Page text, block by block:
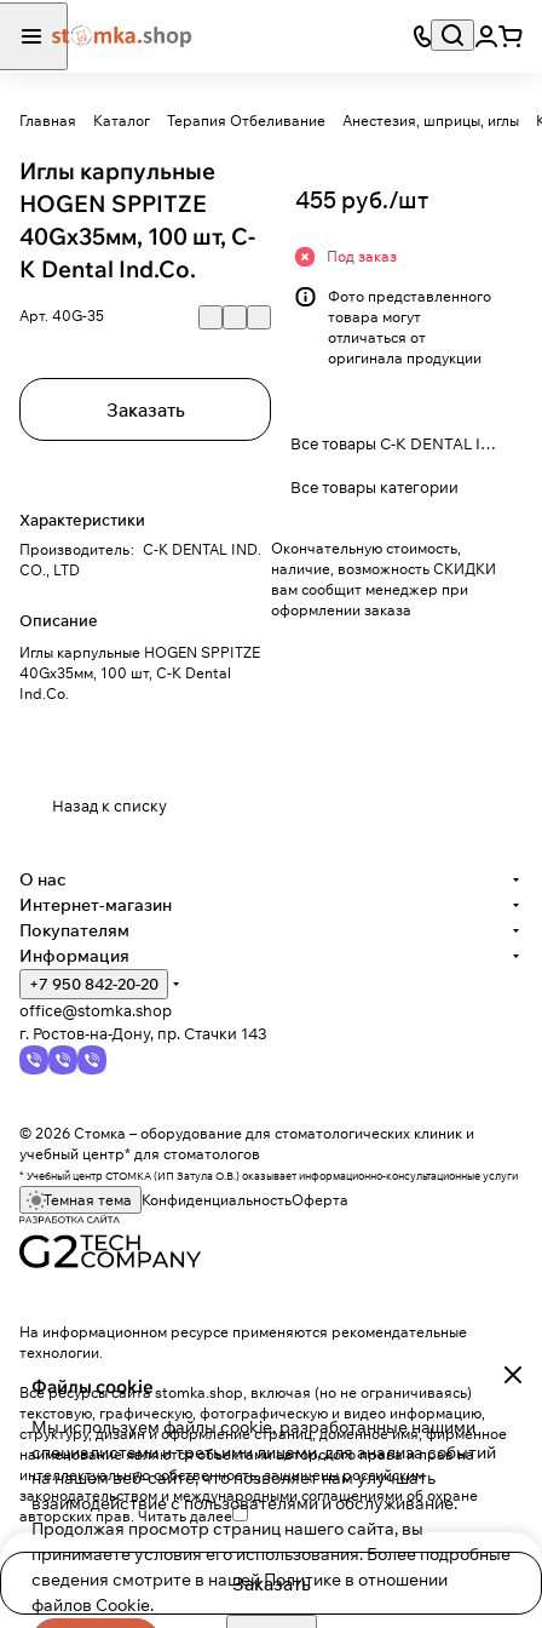
Главная Каталог Терапия Отбеливание Анестезия, шприцы, иглы
Иглы карпульные
HOGEN SPPITZE
40Gх35мм, 100 шт, C-
K Dental Ind.Co.
Арт. 40G-35
Заказать
Характеристики
Производитель: C-K DENTAL IND.
CO., LTD
Описание
Иглы карпульные HOGEN SPPITZE
40Gх35мм, 100 шт, C-K Dental
Ind.Co.
455 руб./шт
Под заказ
Фото представленного
товара могут
отличаться от
оригинала продукции
Все товары C-K DENTAL IND. CO., LTD
Все товары категории
Окончательную стоимость,
наличие, возможность СКИДКИ
вам сообщит менеджер при
оформлении заказа
Назад к списку
Заказать
Файлы cookie
Мы используем файлы cookie, разработанные нашими
специалистами и третьими лицами, для анализа событий
на нашем веб-сайте, что позволяет нам улучшать
взаимодействие с пользователями и обслуживание.
Продолжая просмотр страниц нашего сайта, вы
принимаете условия его использования. Более подробные
сведения смотрите в нашейПолитике в отношении
файлов Cookie.
О нас
Интернет-магазин
Покупателям
Информация
+7 950 842-20-20
office@stomka.shop
г. Ростов-на-Дону, пр. Стачки 143
© 2026 Стомка – оборудование для стоматологических клиник и
учебный центр* для стоматологов
* Учебный центр СТОМКА (ИП Затула О.В.) оказывает информационно-консультационные услуги
Темная тема КонфиденциальностьОферта
На информационном ресурсе применяются рекомендательные
технологии.
Все ресурсы сайта stomka.shop, включая (но не ограничиваясь)
текстовую, графическую, фотографическую и видео информацию,
структуру, дизайн и оформление страниц, доменное имя, фирменное
наименование являются объектами авторского права и прав на
интеллектуальную собственность, защищены российским
законодательством и международными соглашениями об охране
авторских прав. Читать далее